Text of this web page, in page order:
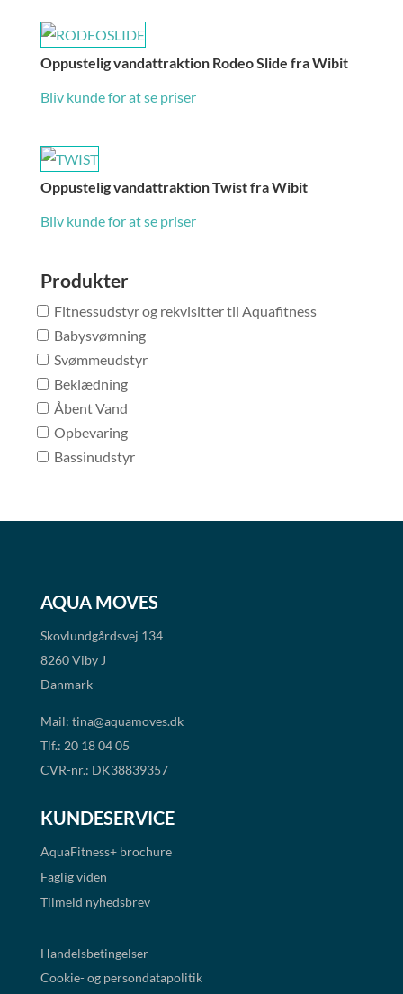
Oppustelig vandattraktion Rodeo Slide fra Wibit
Bliv kunde for at se priser
Oppustelig vandattraktion Twist fra Wibit
Bliv kunde for at se priser
Produkter
Fitnessudstyr og rekvisitter til Aquafitness
Babysvømning
Svømmeudstyr
Beklædning
Åbent Vand
Opbevaring
Bassinudstyr
AQUA MOVES
Skovlundgårdsvej 134
8260 Viby J
Danmark
Mail: tina@aquamoves.dk
Tlf.: 20 18 04 05
CVR-nr.: DK38839357
KUNDESERVICE
AquaFitness+ brochure
Faglig viden
Tilmeld nyhedsbrev
Handelsbetingelser
Cookie- og persondatapolitik